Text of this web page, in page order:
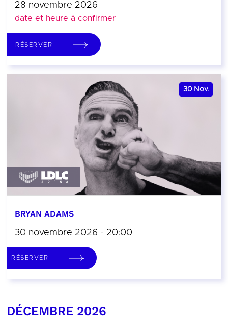
28 novembre 2026
date et heure à confirmer
RÉSERVER
30 Nov.
BRYAN ADAMS
30 novembre 2026 - 20:00
RÉSERVER
DÉCEMBRE 2026